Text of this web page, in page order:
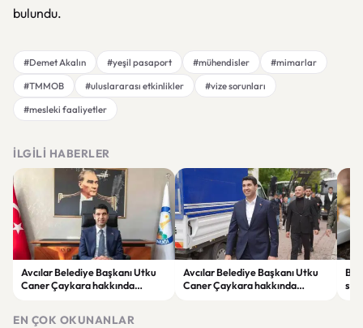
bulundu.
#Demet Akalın #yeşil pasaport #mühendisler
#mimarlar
#TMMOB
#uluslararası etkinlikler
#vize sorunları
#mesleki faaliyetler
İLGILI HABERLER
Avcılar Belediye Başkanı Utku
Caner Çaykara hakkında
Avcılar Belediye Başkanı Utku
Caner Çaykara hakkında
EN ÇOK OKUNANLAR